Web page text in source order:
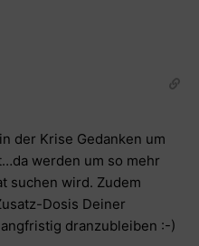
der Krise Gedanken um
werden um so mehr
suchen wird. Zudem
Dosis Deiner
dranzubleiben :-)